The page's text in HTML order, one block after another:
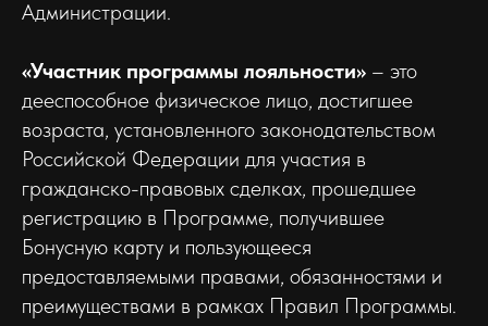
Администрации.
«Участник программы лояльности» – это
дееспособное физическое лицо, достигшее
возраста, установленного законодательством
Российской Федерации для участия в
гражданско-правовых сделках, прошедшее
регистрацию в Программе, получившее
Бонусную карту и пользующееся
предоставляемыми правами, обязанностями и
преимуществами в рамках Правил Программы.